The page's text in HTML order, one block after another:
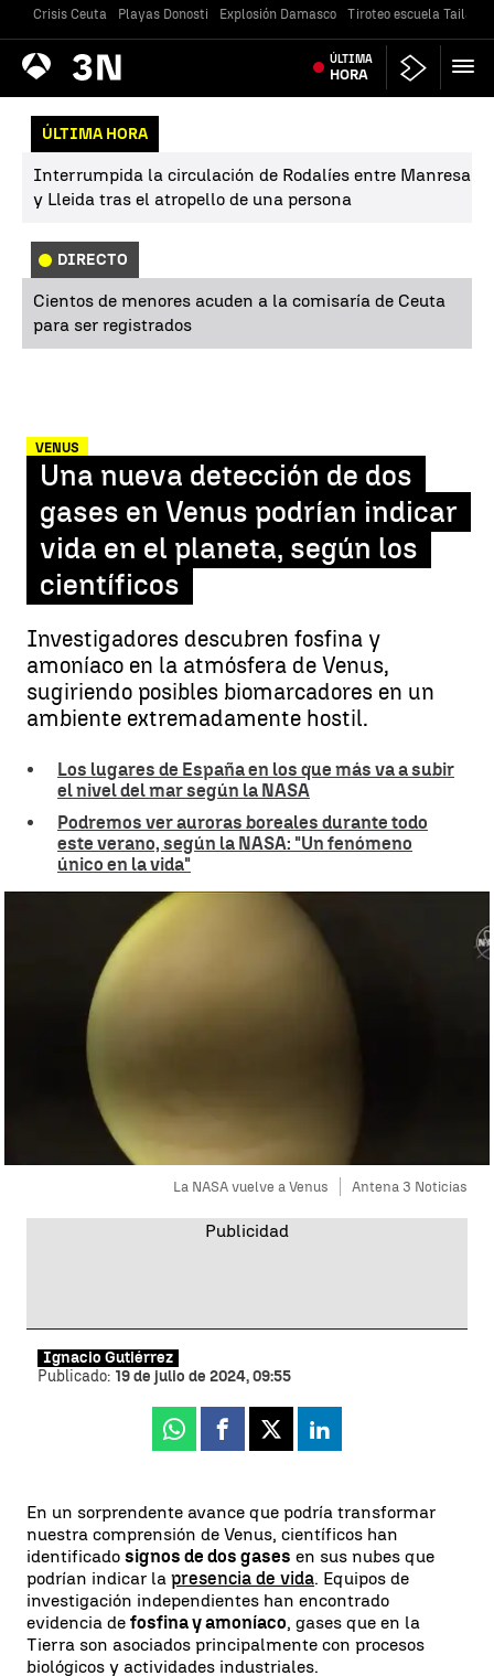
Crisis Ceuta Playas Donosti Explosión Damasco Tiroteo escuela
Antena
3 Noticias ÚLTIMA
HORA
ÚLTIMA HORA
Interrumpida la circulación de Rodalíes entre Manresa
y Lleida tras el atropello de una persona
DIRECTO
Cientos de menores acuden a la comisaría de Ceuta
para ser registrados
VENUS
Una nueva detección de dos
gases en Venus podrían indicar
vida en el planeta, según los
científicos
Investigadores descubren fosfina y
amoníaco en la atmósfera de Venus,
sugiriendo posibles biomarcadores en un
ambiente extremadamente hostil.
Los lugares de España en los que más va a subir
el nivel del mar según la NASA
Podremos ver auroras boreales durante todo
este verano, según la NASA: "Un fenómeno
único en la vida"
La NASA vuelve a Venus Antena 3 Noticias
Ignacio Gutiérrez
Publicado: 19 de julio de 2024, 09:55
Whatsapp
Facebook
X Linkedin
En un sorprendente avance que podría transformar
nuestra comprensión de Venus, científicos han
identificado signos de dos gases en sus nubes que
podrían indicar la presencia de vida. Equipos de
investigación independientes han encontrado
evidencia de fosfina y amoníaco, gases que en la
Tierra son asociados principalmente con procesos
biológicos y actividades industriales.